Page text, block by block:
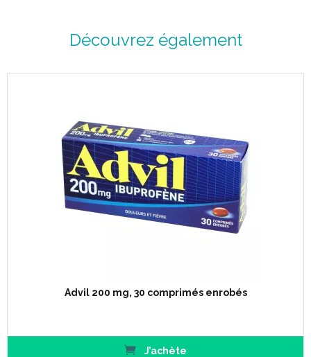
Découvrez également
Advil 200 mg, 30 comprimés enrobés
J’achète